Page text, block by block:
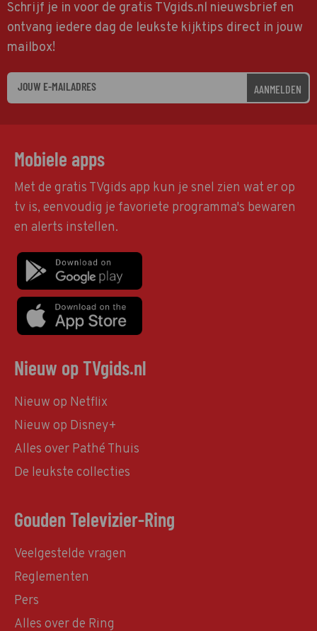
Schrijf je in voor de gratis TVgids.nl nieuwsbrief en
ontvang iedere dag de leukste kijktips direct in jouw
mailbox!
AANMELDEN
Mobiele apps
Met de gratis TVgids app kun je snel zien wat er op
tv is, eenvoudig je favoriete programma's bewaren
en alerts instellen.
Nieuw op TVgids.nl
Nieuw op Netflix
Nieuw op Disney+
Alles over Pathé Thuis
De leukste collecties
Gouden Televizier-Ring
Veelgestelde vragen
Reglementen
Pers
Alles over de Ring